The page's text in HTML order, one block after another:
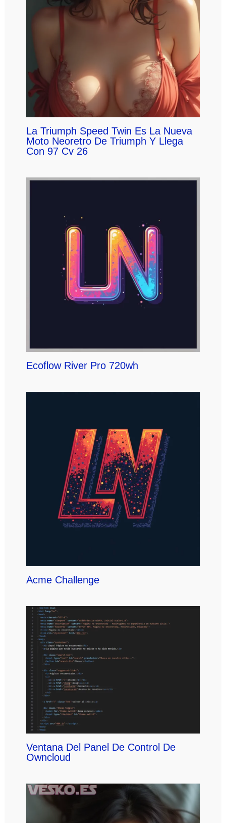
La Triumph Speed Twin Es La Nueva
Moto Neoretro De Triumph Y Llega
Con 97 Cv 26
Ecoflow River Pro 720wh
Acme Challenge
Ventana Del Panel De Control De
Owncloud